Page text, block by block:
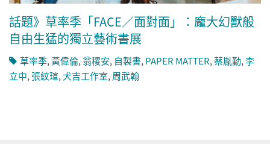
話題》草率季「FACE／面對面」：龐大幻獸般
自由生猛的獨立藝術書展
草率季,黃偉倫,翁稷安, 自製書,PAPER MATTER,蔡胤勤,李
立中,張紋瑄,犬吉工作室,周武翰